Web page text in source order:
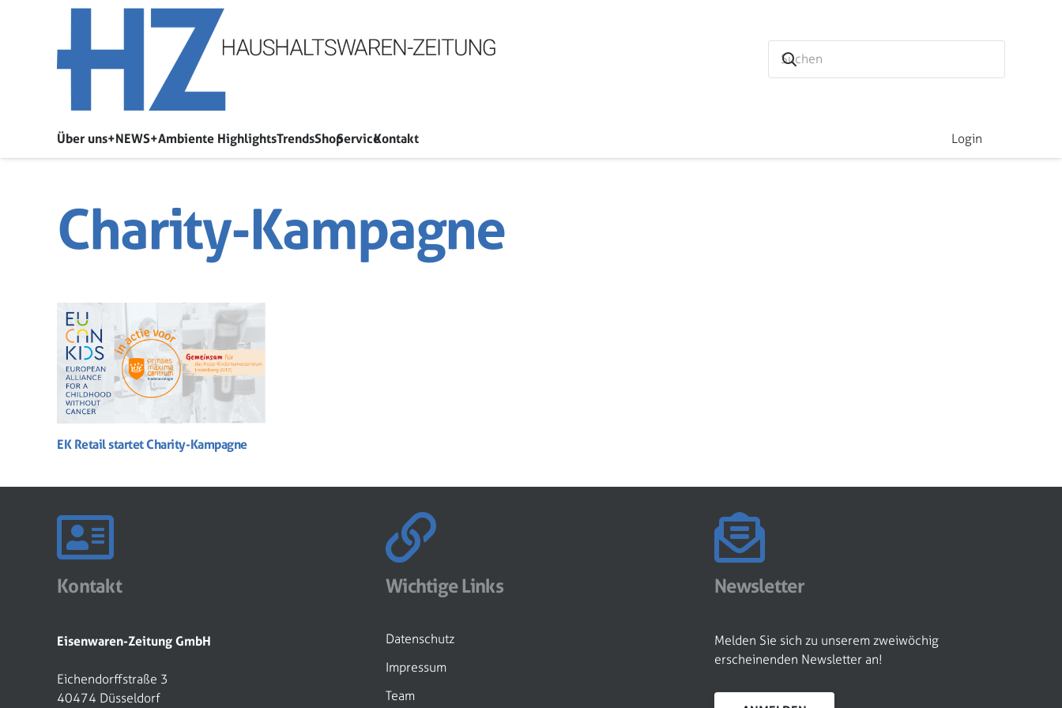
Über uns+NEWS+Ambiente HighlightsTrendsShopServiceKontakt Login
Charity-Kampagne
EK Retail startet Charity-Kampagne
Kontakt
Eisenwaren-Zeitung GmbH
Eichendorffstraße 3
40474 Düsseldorf
Wichtige Links
Datenschutz
Impressum
Team
Newsletter
Melden Sie sich zu unserem zweiwöchig
erscheinenden Newsletter an!